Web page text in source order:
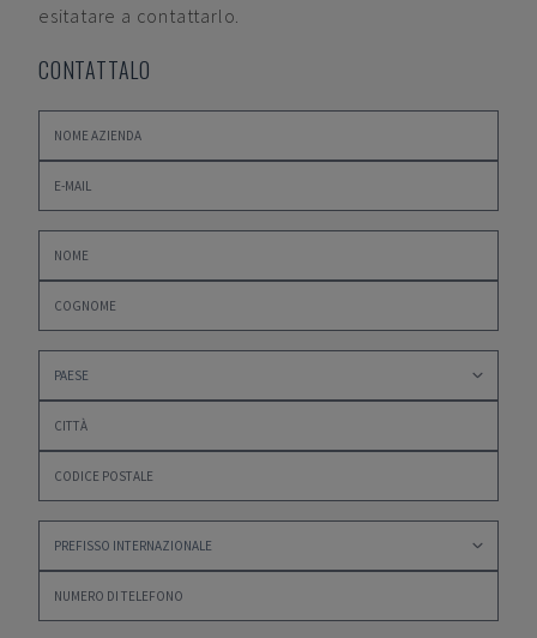
esitatare a contattarlo.
CONTATTALO